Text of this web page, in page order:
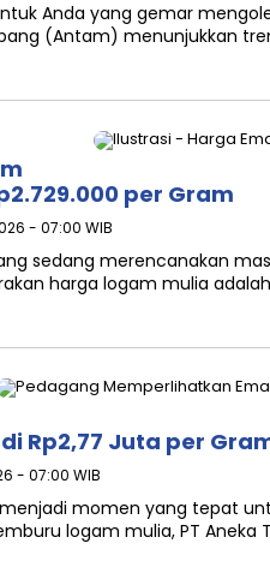
Anda yang gemar
(Antam) menunjukkan
per Gram
- 07:00 WIB
sedang merencanakan
harga logam mulia
Rp2,77 Juta per
- 07:00 WIB
momen yang tepat
logam mulia, PT